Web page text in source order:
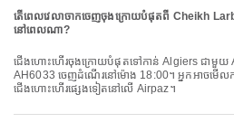
តើពេលវេលាចាកចេញចុងក្រោយបំផុតពី Cheikh
នៅពេលណា?
ជើងហោះហើរចុងក្រោយបំផុតទៅកាន់ Algiers ជាមួយ Air Algerie លេខជើងហោះហើរ
AH6033 ចេញដំណើរនៅម៉ោង 18:00។ អ្នកអាចមើល
ជើងហោះហើរផ្សេងទៀតនៅលើ Airpaz។